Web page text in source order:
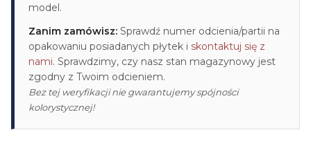
model.
Zanim zamówisz: Sprawdź numer odcienia/partii na
opakowaniu posiadanych płytek i skontaktuj się z
nami. Sprawdzimy, czy nasz stan magazynowy jest
zgodny z Twoim odcieniem.
Bez tej weryfikacji nie gwarantujemy spójności
kolorystycznej!